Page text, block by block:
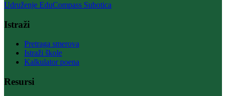
Udruženje EduCompass Subotica
Istraži
Pretraga smerova
Istraži škole
Kalkulator poena
Resursi